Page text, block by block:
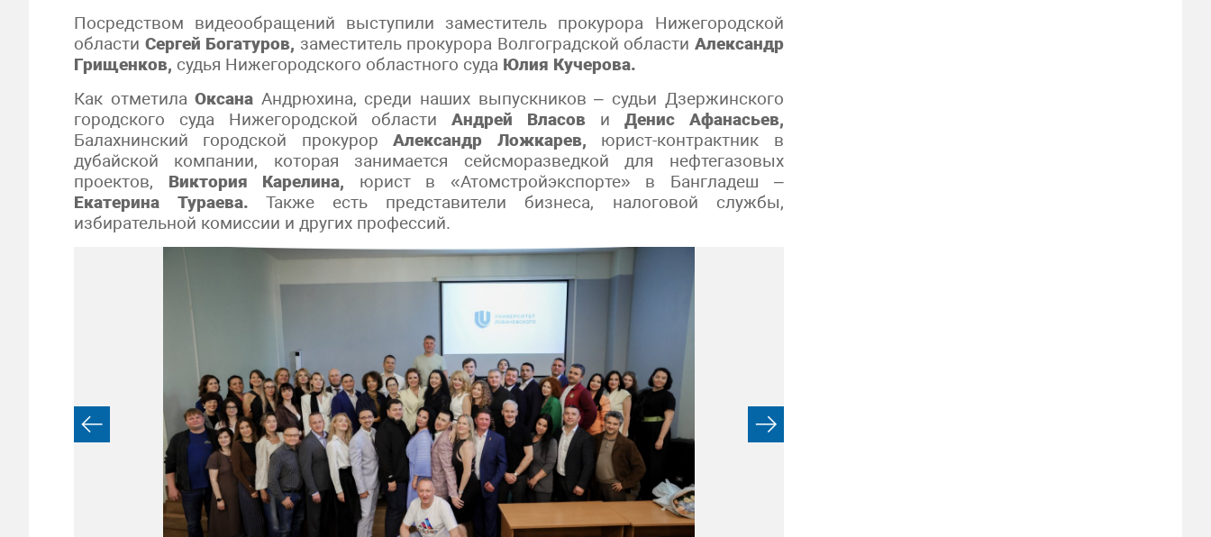
Посредством видеообращений выступили заместитель прокурора Нижегородской
области Сергей Богатуров, заместитель прокурора Волгоградской области Александр
Грищенков, судья Нижегородского областного суда Юлия Кучерова.
Как отметилаОксана Андрюхина, среди наших выпускников – судьи Дзержинского
городского суда Нижегородской областиАндрей Власов и Денис Афанасьев,
Балахнинский городской прокурорАлександр Ложкарев, юрист-контрактник в
дубайской компании, которая занимается сейсморазведкой для нефтегазовых
проектов, Виктория Карелина, юрист в «Атомстройэкспорте» в Бангладеш –
Екатерина Тураева. Также есть представители бизнеса, налоговой службы,
избирательной комиссии и других профессий.